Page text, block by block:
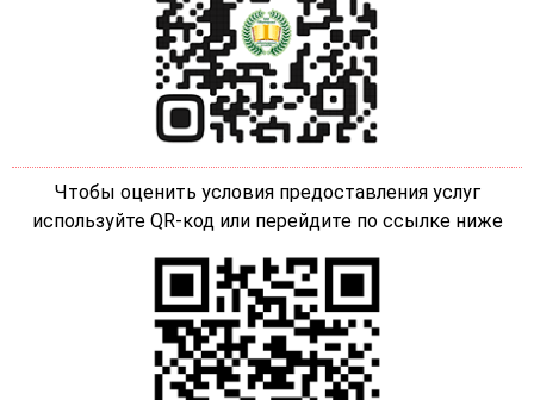
Чтобы оценить условия предоставления услуг
используйте QR-код или перейдите по ссылке ниже